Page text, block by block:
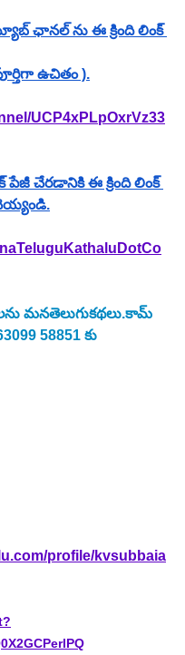
ఛానల్ ను ఈ క్రింది లింక్
ఉచితం ).
UCP4xPLpOxrVz33
చేరడానికి ఈ క్రింది లింక్
మనతెలుగుకథలు.కామ్
58851 కు
profile/kvsubbaia